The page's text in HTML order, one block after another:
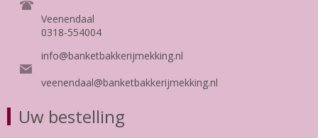
Veenendaal
0318-554004
info@banketbakkerijmekking.nl
veenendaal@banketbakkerijmekking.nl
Uw bestelling